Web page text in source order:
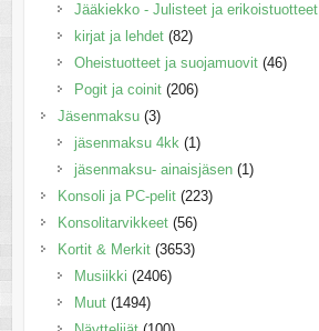
Jääkiekko - Julisteet ja erikoistuotteet
kirjat ja lehdet (82)
Oheistuotteet ja suojamuovit (46)
Pogit ja coinit (206)
Jäsenmaksu (3)
jäsenmaksu 4kk (1)
jäsenmaksu- ainaisjäsen (1)
Konsoli ja PC-pelit (223)
Konsolitarvikkeet (56)
Kortit & Merkit (3653)
Musiikki (2406)
Muut (1494)